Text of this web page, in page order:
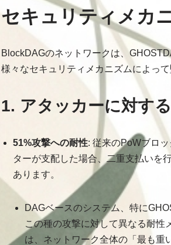
セキュリティメカ
BlockDAGのネットワークは、
様々なセキュリティメカニズムによって
1. アタッカーに対す
51%攻撃への耐性: 従来のPoWブロ
ターが支配した場合、二重支払いを
あります。
DAGベースのシステム、特に
この種の攻撃に対して異なる耐性
は、ネットワーク全体の「最も重